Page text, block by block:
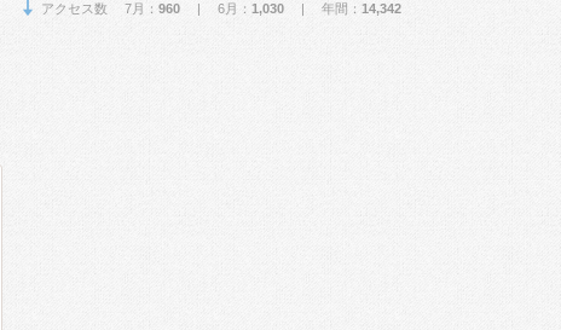
アクセス数 7月： 960 | 6月： 1,030 | 年間： 14,342